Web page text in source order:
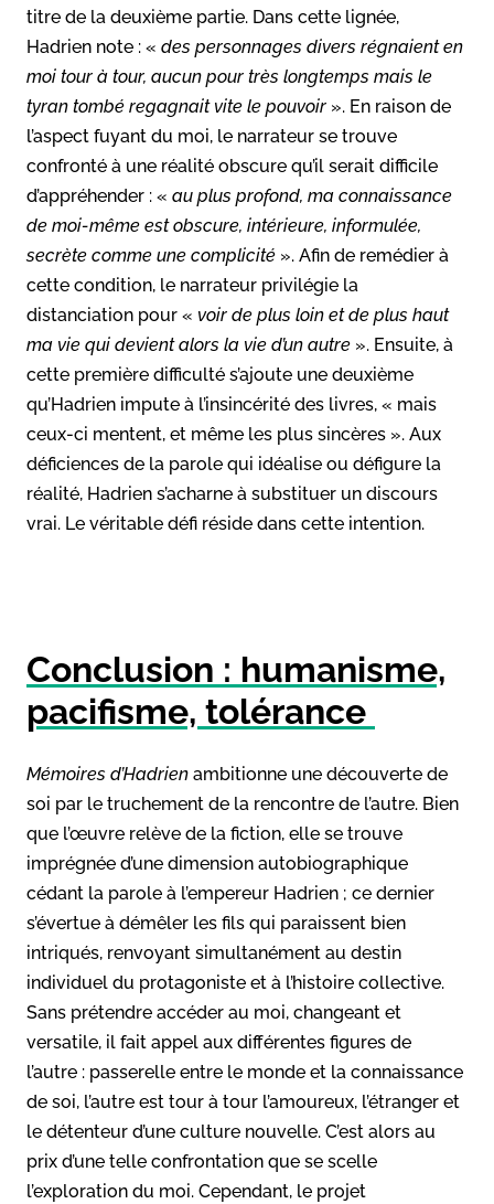
titre de la deuxième partie. Dans cette lignée,
Hadrien note : « des personnages divers régnaient en
moi tour à tour, aucun pour très longtemps mais le
tyran tombé regagnait vite le pouvoir ». En raison de
l’aspect fuyant du moi, le narrateur se trouve
confronté à une réalité obscure qu’il serait difficile
d’appréhender : « au plus profond, ma connaissance
de moi-même est obscure, intérieure, informulée,
secrète comme une complicité ». Afin de remédier à
cette condition, le narrateur privilégie la
distanciation pour « voir de plus loin et de plus haut
ma vie qui devient alors la vie d’un autre ». Ensuite, à
cette première difficulté s’ajoute une deuxième
qu’Hadrien impute à l’insincérité des livres, « mais
ceux-ci mentent, et même les plus sincères ». Aux
déficiences de la parole qui idéalise ou défigure la
réalité, Hadrien s’acharne à substituer un discours
vrai. Le véritable défi réside dans cette intention.
Conclusion : humanisme,
pacifisme, tolérance
Mémoires d’Hadrien ambitionne une découverte de
soi par le truchement de la rencontre de l’autre. Bien
que l’œuvre relève de la fiction, elle se trouve
imprégnée d’une dimension autobiographique
cédant la parole à l’empereur Hadrien ; ce dernier
s’évertue à démêler les fils qui paraissent bien
intriqués, renvoyant simultanément au destin
individuel du protagoniste et à l’histoire collective.
Sans prétendre accéder au moi, changeant et
versatile, il fait appel aux différentes figures de
l’autre : passerelle entre le monde et la connaissance
de soi, l’autre est tour à tour l’amoureux, l’étranger et
le détenteur d’une culture nouvelle. C’est alors au
prix d’une telle confrontation que se scelle
l’exploration du moi. Cependant, le projet